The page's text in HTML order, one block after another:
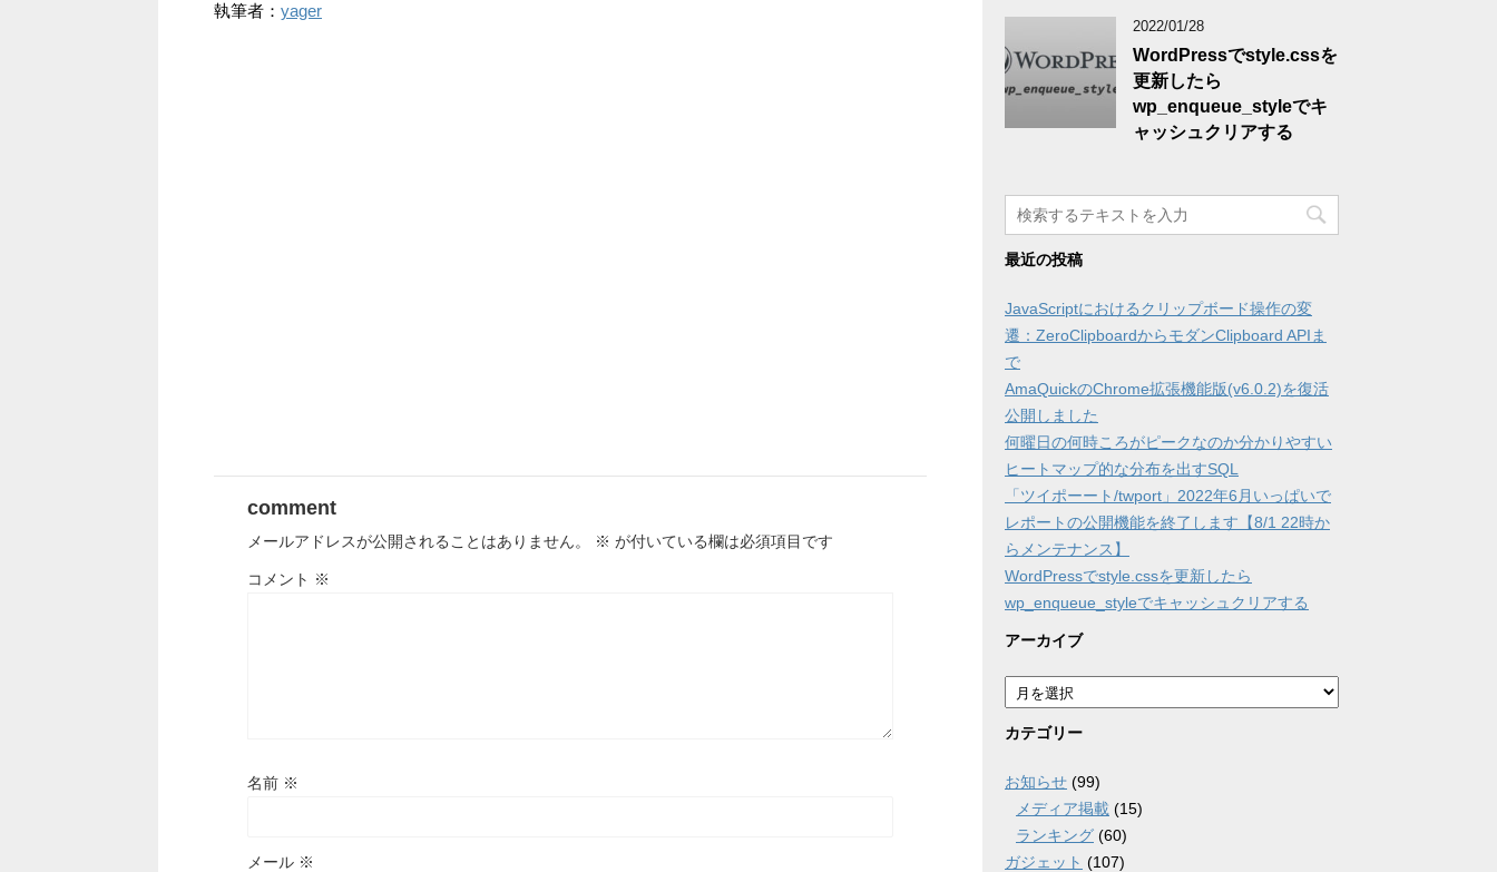
執筆者： yager
comment
メールアドレスが公開されることはありません。 ※ が付いている欄は必須項目です
コメント ※
名前 ※
メール ※
2022/01/28
WordPressでstyle.cssを
更新したら
wp_enqueue_styleでキ
ャッシュクリアする
最近の投稿
JavaScriptにおけるクリップボード操作の変
遷：ZeroClipboardからモダンClipboard APIま
で
AmaQuickのChrome拡張機能版(v6.0.2)を復活
公開しました
何曜日の何時ころがピークなのか分かりやすい
ヒートマップ的な分布を出すSQL
「ツイポーート/twport」2022年6月いっぱいで
レポートの公開機能を終了します【8/1 22時か
らメンテナンス】
WordPressでstyle.cssを更新したら
wp_enqueue_styleでキャッシュクリアする
アーカイブ
ア
ー
カ
ブ
カテゴリー
お知らせ (99)
メディア掲載 (15)
ランキング (60)
ガジェット (107)